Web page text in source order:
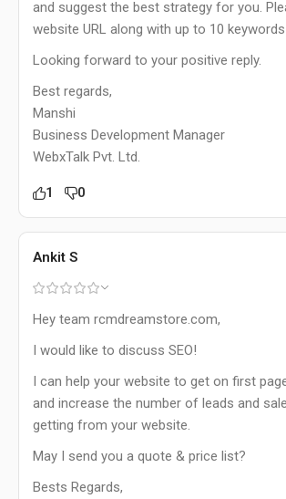
and suggest the best strategy for you.
website URL along with up to 10
Looking forward to your positive reply.
Best regards,
Manshi
Business Development Manager
WebxTalk Pvt. Ltd.
1 0
Ankit S
Hey team rcmdreamstore.com,
I would like to discuss SEO!
I can help your website to get on first
and increase the number of leads and
getting from your website.
May I send you a quote & price list?
Bests Regards,